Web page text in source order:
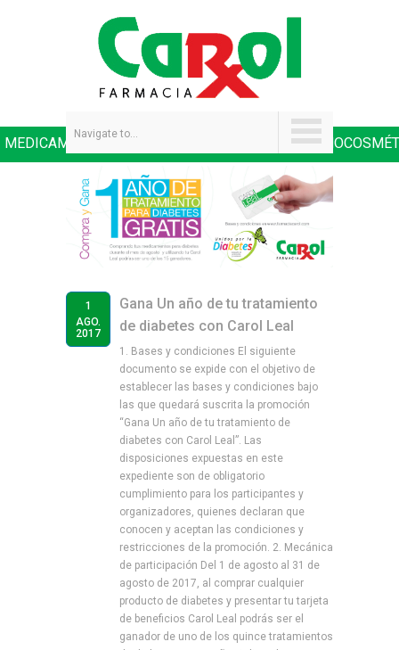
Navigate to...
MEDICAMENTOS
1
AGO.
2017
Gana Un año de tu tratamiento
de diabetes con Carol Leal
1. Bases y condiciones El siguiente
documento se expide con el objetivo de
establecer las bases y condiciones bajo
las que quedará suscrita la promoción
“Gana Un año de tu tratamiento de
diabetes con Carol Leal”. Las
disposiciones expuestas en este
expediente son de obligatorio
cumplimiento para los participantes y
organizadores, quienes declaran que
conocen y aceptan las condiciones y
restricciones de la promoción. 2. Mecánica
de participación Del 1 de agosto al 31 de
agosto de 2017, al comprar cualquier
producto de diabetes y presentar tu tarjeta
de beneficios Carol Leal podrás ser el
ganador de uno de los quince tratamientos